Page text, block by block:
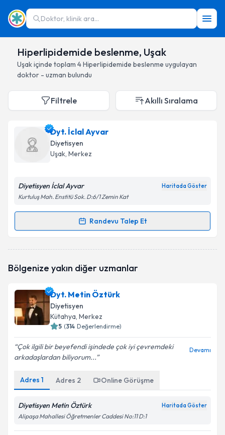
Doktor, klinik ara...
Hiperlipidemide beslenme, Uşak
Uşakiçinde toplam 4Hiperlipidemide beslenme uygulayan
doktor - uzman bulundu
Filtrele Akıllı Sıralama
Dyt. İclal Ayvar
Diyetisyen
Uşak, Merkez
Diyetisyen İclal Ayvar Haritada Göster
Kurtuluş Mah. Enstitü Sok. D:6/1 Zemin Kat
Randevu Talep Et
Randevu Takvimi Talebi
Size bu uzmandan randevu almanız için bir takvim
E-posta Adresiniz
Kişisel verilerimin işlenmesine ilişkinAydınlatma
Metni'ni okudum ve kişisel verilerimin belirtilen
Takvim Talebini Gönder
Bölgenize yakın diğer uzmanlar
Dyt. Metin Öztürk
Diyetisyen
Kütahya, Merkez
5 (314 Değerlendirme)
Çok ilgili bir beyefendi işindede çok iyi çevremdeki
arkadaşlardan biliyorum...
Devamı
Adres 1 Adres 2 Online Görüşme
Diyetisyen Metin Öztürk Haritada Göster
Alipaşa Mahallesi Öğretmenler Caddesi No:11 D:1